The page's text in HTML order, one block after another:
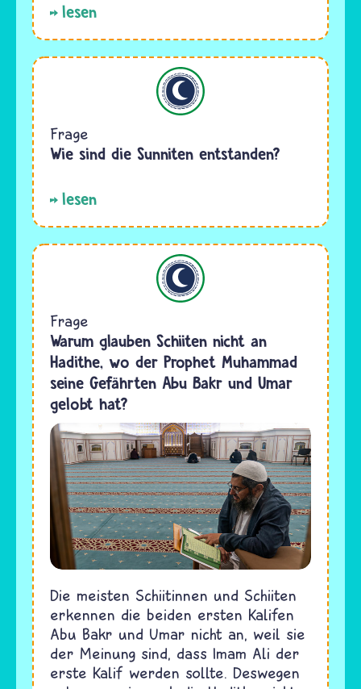
lesen
Frage
Wie sind die Sunniten entstanden?
lesen
Frage
Warum glauben Schiiten nicht an
Hadithe, wo der Prophet Muhammad
seine Gefährten Abu Bakr und Umar
gelobt hat?
Die meisten Schiitinnen und Schiiten
erkennen die beiden ersten Kalifen
Abu Bakr und Umar nicht an, weil sie
der Meinung sind, dass Imam Ali der
erste Kalif werden sollte. Deswegen